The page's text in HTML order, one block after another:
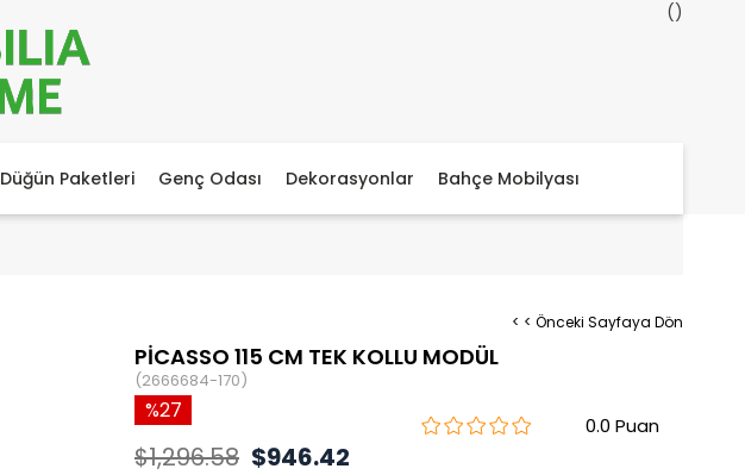
Düğün Paketleri Genç Odası Dekorasyonlar Bahçe Mobilyası
< < Önceki Sayfaya Dön
PİCASSO 115 CM TEK KOLLU MODÜL
(2666684-170)
0.0
27
$1,296.58 $946.42